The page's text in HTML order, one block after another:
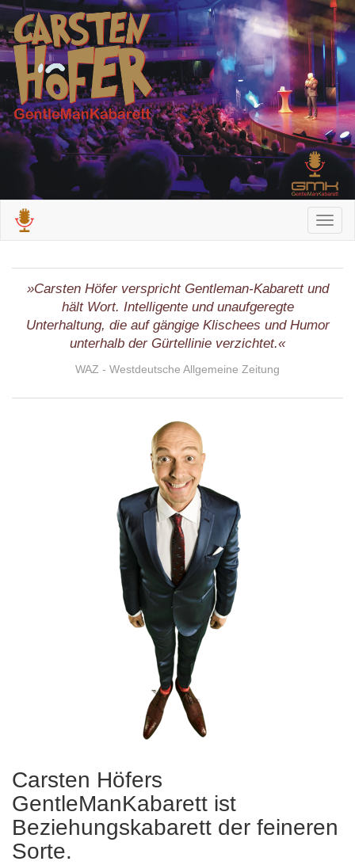
»Carsten Höfer verspricht Gentleman-Kabarett und
hält Wort. Intelligente und unaufgeregte
Unterhaltung, die auf gängige Klischees und Humor
unterhalb der Gürtellinie verzichtet.«
WAZ - Westdeutsche Allgemeine Zeitung
Carsten Höfers
GentleManKabarett ist
Beziehungskabarett der feineren
Sorte.